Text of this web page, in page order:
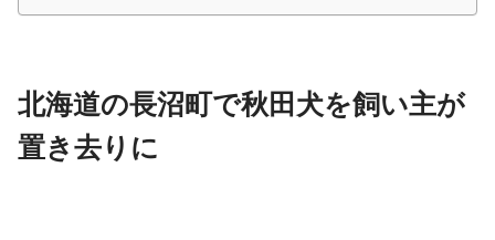
北海道の長沼町で秋田犬を飼い主が
置き去りに